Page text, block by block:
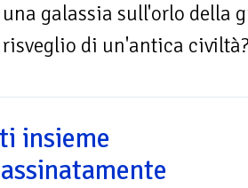
una galassia sull'orlo della
risveglio di un'antica
insieme